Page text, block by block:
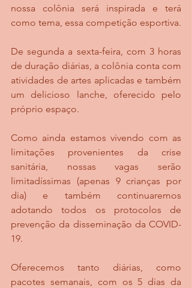
nossa colônia será inspirada e terá
como tema, essa competição esportiva.
De segunda a sexta-feira, com 3 horas
de duração diárias, a colônia conta com
atividades de artes aplicadas e também
um delicioso lanche, oferecido pelo
próprio espaço.
Como ainda estamos vivendo com as
limitações provenientes da crise
sanitária, nossas vagas serão
limitadíssimas (apenas 9 crianças por
dia) e também continuaremos
adotando todos os protocolos de
prevenção da disseminação da COVID-
19.
Oferecemos tanto diárias, como
pacotes semanais, com os 5 dias da